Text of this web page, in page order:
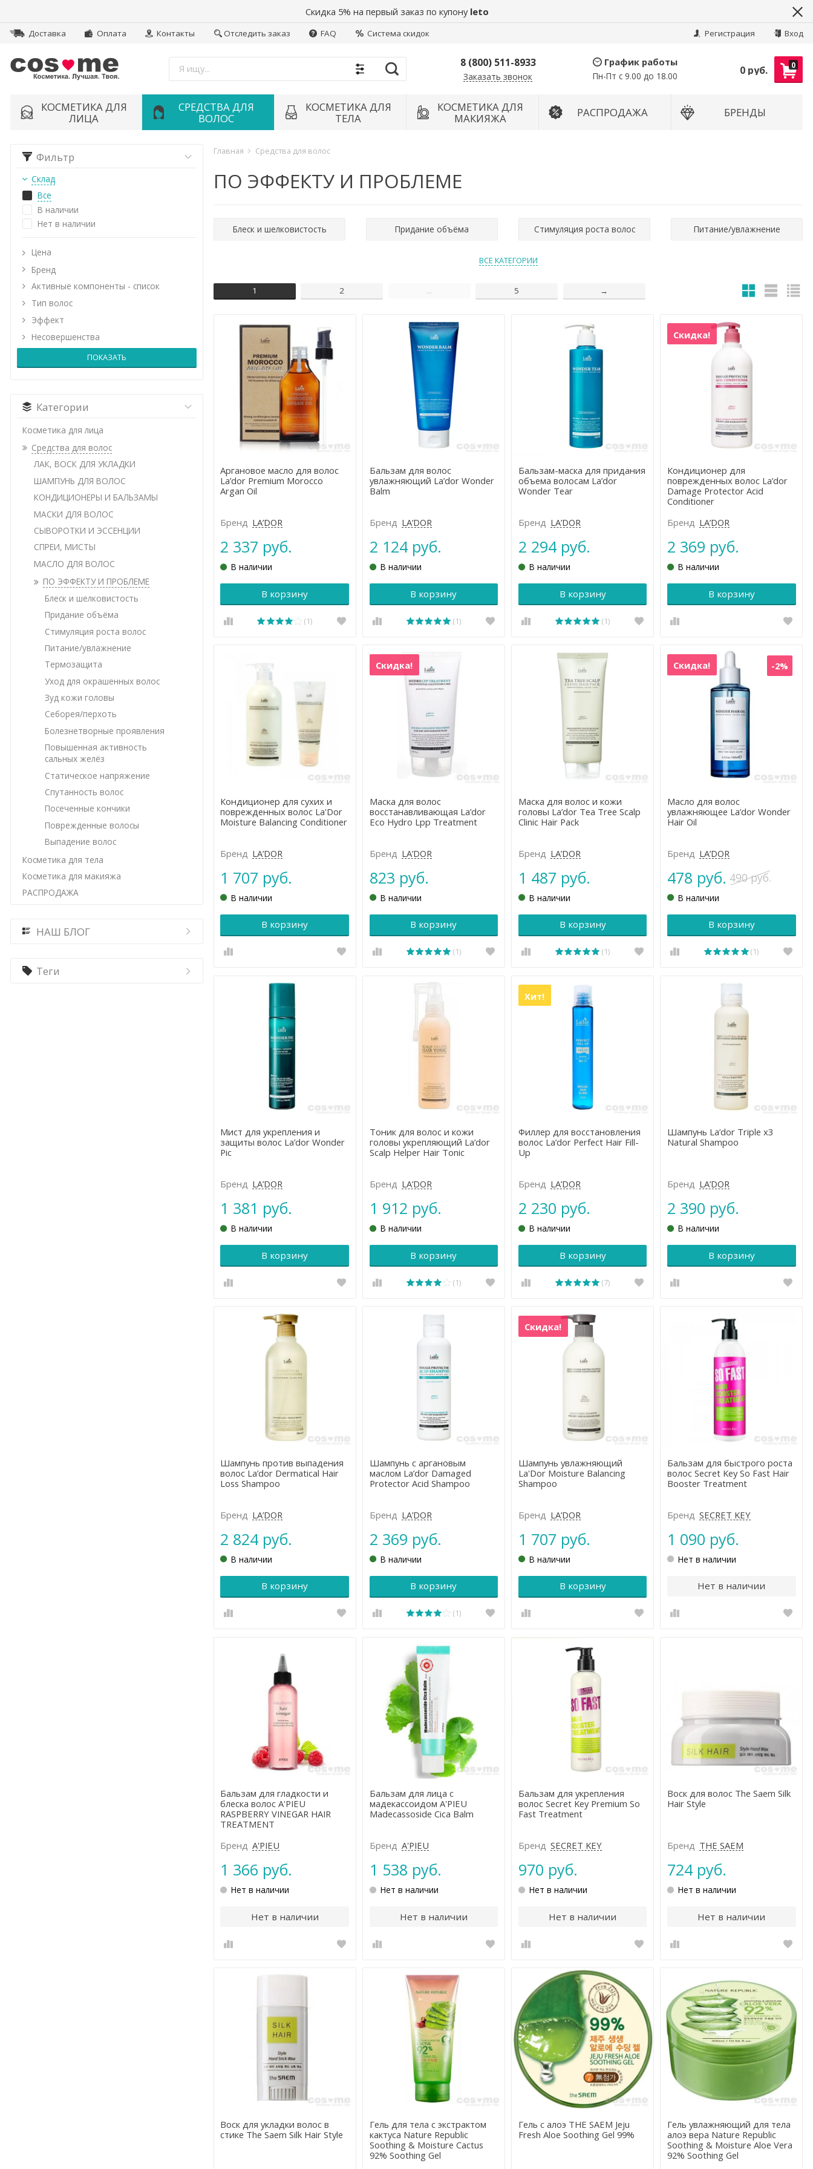
Скидка 5% на первый заказ по купону leto
Доставка Оплата Контакты Отследить заказ FAQ Система скидок Регистрация Вход
Найти
8 (800) 511-8933
Заказать звонок
График работы
Пн-Пт с 9.00 до 18.00
0
0 руб.
КОСМЕТИКА ДЛЯ
ЛИЦА
СРЕДСТВА ДЛЯ
ВОЛОС
КОСМЕТИКА ДЛЯ
ТЕЛА
КОСМЕТИКА ДЛЯ
МАКИЯЖА
РАСПРОДАЖА БРЕНДЫ
Фильтр
Склад
Все
В наличии
Нет в наличии
Цена
Бренд
Активные компоненты - список
Тип волос
Эффект
Несовершенства
Категории
Косметика для лица
Средства для волос
ЛАК, ВОСК ДЛЯ УКЛАДКИ
ШАМПУНЬ ДЛЯ ВОЛОС
КОНДИЦИОНЕРЫ И БАЛЬЗАМЫ
МАСКИ ДЛЯ ВОЛОС
СЫВОРОТКИ И ЭССЕНЦИИ
СПРЕИ, МИСТЫ
МАСЛО ДЛЯ ВОЛОС
ПО ЭФФЕКТУ И ПРОБЛЕМЕ
Блеск и шелковистость
Придание объёма
Стимуляция роста волос
Питание/увлажнение
Термозащита
Уход для окрашенных волос
Зуд кожи головы
Себорея/перхоть
Болезнетворные проявления
Повышенная активность
сальных желёз
Статическое напряжение
Спутанность волос
Посеченные кончики
Поврежденные волосы
Выпадение волос
Косметика для тела
Косметика для макияжа
РАСПРОДАЖА
НАШ БЛОГ
Теги
Главная Средства для волос
ПО ЭФФЕКТУ И ПРОБЛЕМЕ
Блеск и шелковистость Придание объёма Стимуляция роста волос Питание/увлажнение
Уход для окрашенных волос
Болезнетворные проявления Повышенная активность сальных желёз
Спутанность волос Посеченные кончики Выпадение волос
ВСЕ КАТЕГОРИИ
1 2 ... 5 →
Аргановое масло для волос
La’dor Premium Morocco
Argan Oil
Бренд LA’DOR
2 337 руб.
В наличии
В корзину
(1)
Бальзам для волос
увлажняющий La’dor Wonder
Balm
Бренд LA’DOR
2 124 руб.
В наличии
В корзину
(1)
Бальзам-маска для придания
объема волосам La’dor
Wonder Tear
Бренд LA’DOR
2 294 руб.
В наличии
В корзину
(1)
Скидка!
Кондиционер для
поврежденных волос La’dor
Damage Protector Acid
Conditioner
Бренд LA’DOR
2 369 руб.
В наличии
В корзину
Кондиционер для сухих и
поврежденных волос La'Dor
Moisture Balancing Сonditioner
Бренд LA’DOR
1 707 руб.
В наличии
В корзину
Скидка!
Маска для волос
восстанавливающая La’dor
Eco Hydro Lpp Treatment
Бренд LA’DOR
823 руб.
В наличии
В корзину
(1)
Маска для волос и кожи
головы La’dor Tea Tree Scalp
Clinic Hair Pack
Бренд LA’DOR
1 487 руб.
В наличии
В корзину
(1)
Скидка! -2%
Масло для волос
увлажняющее La’dor Wonder
Hair Oil
Бренд LA’DOR
478 руб. 490 руб.
В наличии
В корзину
(1)
Мист для укрепления и
защиты волос La’dor Wonder
Pic
Бренд LA’DOR
1 381 руб.
В наличии
В корзину
Тоник для волос и кожи
головы укрепляющий La’dor
Scalp Helper Hair Tonic
Бренд LA’DOR
1 912 руб.
В наличии
В корзину
(1)
Хит!
Филлер для восстановления
волос La’dor Perfect Hair Fill-
Up
Бренд LA’DOR
2 230 руб.
В наличии
В корзину
(7)
Шампунь La’dor Triple x3
Natural Shampoo
Бренд LA’DOR
2 390 руб.
В наличии
В корзину
Шампунь против выпадения
волос La’dor Dermatical Hair
Loss Shampoo
Бренд LA’DOR
2 824 руб.
В наличии
В корзину
Шампунь с аргановым
маслом La’dor Damaged
Protector Acid Shampoo
Бренд LA’DOR
2 369 руб.
В наличии
В корзину
(1)
Скидка!
Шампунь увлажняющий
La'Dor Moisture Balancing
Shampoo
Бренд LA’DOR
1 707 руб.
В наличии
В корзину
Бальзам для быстрого роста
волос Secret Key So Fast Hair
Booster Treatment
Бренд SEСRET KEY
1 090 руб.
Нет в наличии
Нет в наличии
Бальзам для гладкости и
блеска волос A'PIEU
RASPBERRY VINEGAR HAIR
TREATMENT
Бренд A'PIEU
1 366 руб.
Нет в наличии
Нет в наличии
Бальзам для лица с
мадекассоидом A'PIEU
Madecassoside Cica Balm
Бренд A'PIEU
1 538 руб.
Нет в наличии
Нет в наличии
Бальзам для укрепления
волос Secret Key Premium So
Fast Treatment
Бренд SEСRET KEY
970 руб.
Нет в наличии
Нет в наличии
Воск для волоc The Saem Silk
Hair Style
Бренд THE SAEM
724 руб.
Нет в наличии
Нет в наличии
Воск для укладки волос в
стике The Saem Silk Hair Style
Гель для тела с экстрактом
кактуса Nature Republic
Soothing & Moisture Cactus
92% Soothing Gel
Гель с алоэ THE SAEM Jeju
Fresh Aloe Soothing Gel 99%
Гель увлажняющий для тела
алоэ вера Nature Republic
Soothing & Moisture Aloe Vera
92% Soothing Gel
Получайте скидки, доступ в
другие бонусы!
Email*
Получить